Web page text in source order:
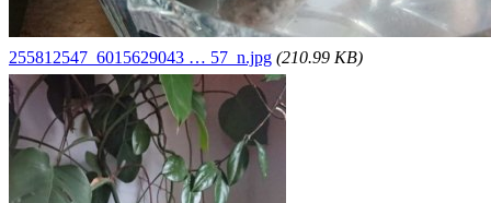
255812547_6015629043 … 57_n.jpg (210.99 KB)